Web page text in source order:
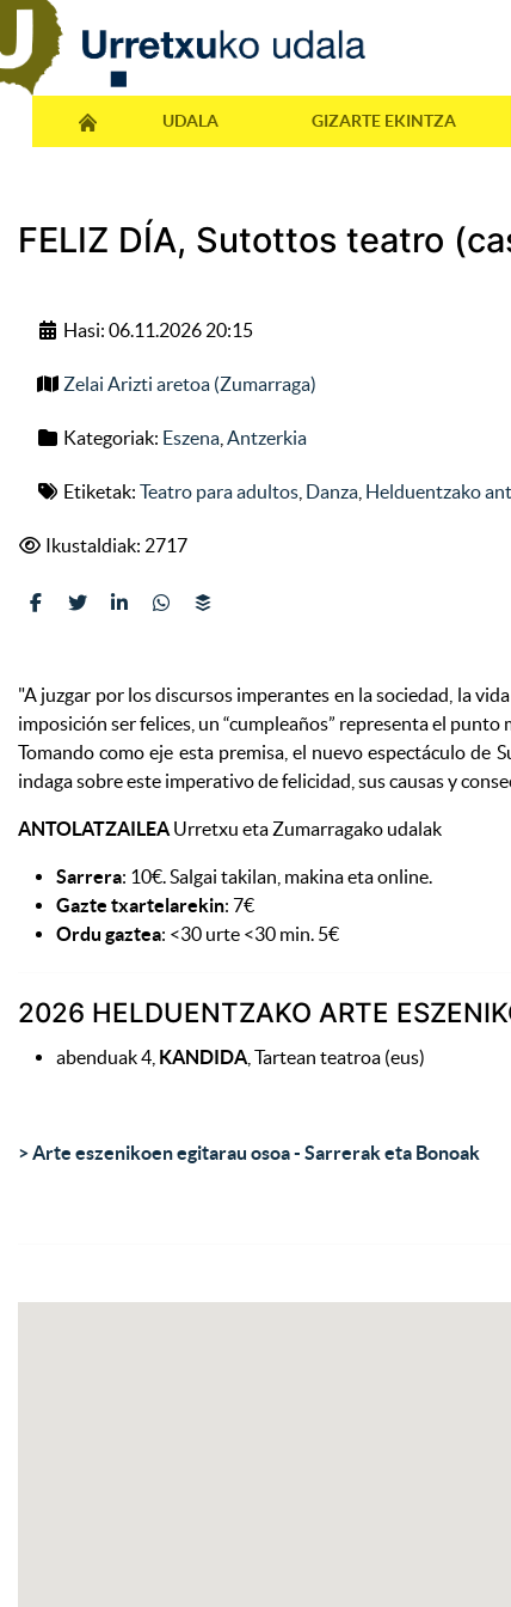
UDALA GIZARTE EKINTZA
FELIZ DÍA, Sutottos teatro
Hasi: 06.11.2026 20:15
Zelai Arizti aretoa (Zumarraga)
Kategoriak: Eszena Antzerkia
Etiketak: Teatro para adultos Danza Helduentzako
Ikustaldiak: 2717
"A juzgar por los discursos imperantes en la sociedad, la
imposición ser felices, un “cumpleaños” representa el punto
Tomando como eje esta premisa, el nuevo espectáculo
indaga sobre este imperativo de felicidad, sus causas y
ANTOLATZAILEA Urretxu eta Zumarragako udalak
Sarrera: 10€. Salgai takilan, makina eta online.
Gazte txartelarekin: 7€
Ordu gaztea: <30 urte <30 min. 5€
2026 HELDUENTZAKO ARTE
abenduak 4, KANDIDA , Tartean teatroa (eus)
> Arte eszenikoen egitarau osoa - Sarrerak eta Bonoak